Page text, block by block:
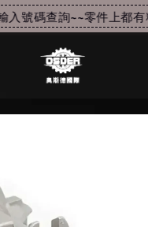
號碼查詢~~零件上都有